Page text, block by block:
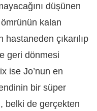
düşünen
kalan
hastaneden çıkarılıp
geri dönmesi
ise Jo’nun en
bir süper
belki de gerçekten